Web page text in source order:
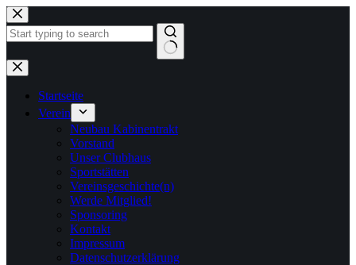
Zum
Inhalt
springen
Keine
Ergebnisse
Startseite
Verein
Neubau Kabinentrakt
Vorstand
Unser Clubhaus
Sportstätten
Vereinsgeschichte(n)
Werde Mitglied!
Sponsoring
Kontakt
Impressum
Datenschutzerklärung